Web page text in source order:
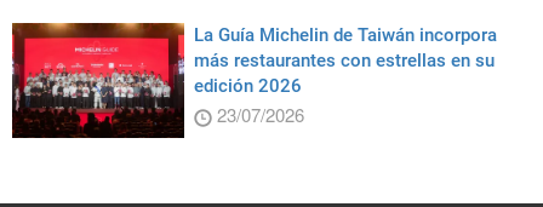
La Guía Michelin de Taiwán incorpora
más restaurantes con estrellas en su
edición 2026
23/07/2026